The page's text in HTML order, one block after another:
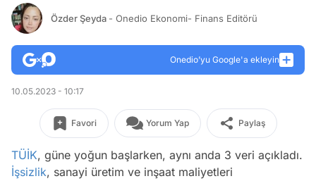
Özder Şeyda - Onedio Ekonomi- Finans Editörü
Onedio’yu Google'a ekleyin
10.05.2023 - 10:17
Favori Yorum Yap Paylaş
TÜİK, güne yoğun başlarken, aynı anda 3 veri açıkladı.
İşsizlik, sanayi üretim ve inşaat maliyetleri